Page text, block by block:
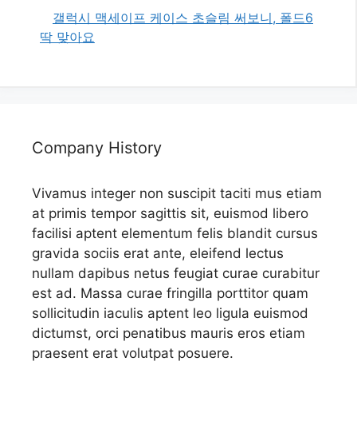
갤럭시 맥세이프 케이스 초슬림 써보니, 폴드6
딱 맞아요
Company History
Vivamus integer non suscipit taciti mus etiam
at primis tempor sagittis sit, euismod libero
facilisi aptent elementum felis blandit cursus
gravida sociis erat ante, eleifend lectus
nullam dapibus netus feugiat curae curabitur
est ad. Massa curae fringilla porttitor quam
sollicitudin iaculis aptent leo ligula euismod
dictumst, orci penatibus mauris eros etiam
praesent erat volutpat posuere.